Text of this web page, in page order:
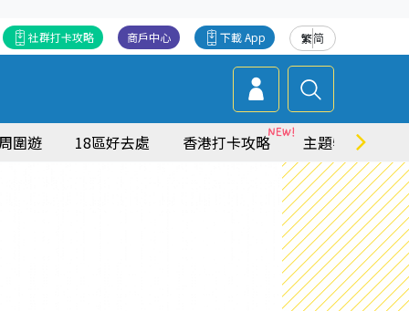
繁简
下載 App
商戶中心
社群打卡攻略
圍遊 18區好去處 香港打卡攻略 主題特集